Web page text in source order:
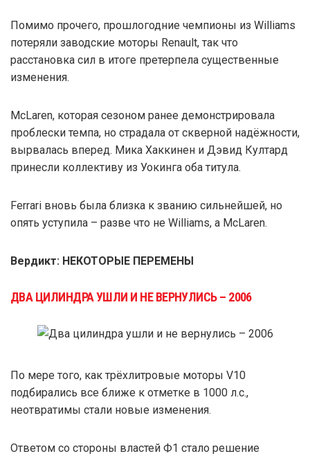
Помимо прочего, прошлогодние чемпионы из Williams
потеряли заводские моторы Renault, так что
расстановка сил в итоге претерпела существенные
изменения.
McLaren, которая сезоном ранее демонстрировала
проблески темпа, но страдала от скверной надёжности,
вырвалась вперед. Мика Хаккинен и Дэвид Култард
принесли коллективу из Уокинга оба титула.
Ferrari вновь была близка к званию сильнейшей, но
опять уступила – разве что не Williams, а McLaren.
Вердикт: НЕКОТОРЫЕ ПЕРЕМЕНЫ
ДВА ЦИЛИНДРА УШЛИ И НЕ ВЕРНУЛИСЬ – 2006
По мере того, как трёхлитровые моторы V10
подбирались все ближе к отметке в 1000 л.с.,
неотвратимы стали новые изменения.
Ответом со стороны властей Ф1 стало решение